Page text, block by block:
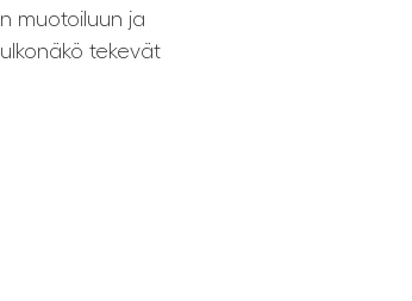
muotoiluun ja
tekevät